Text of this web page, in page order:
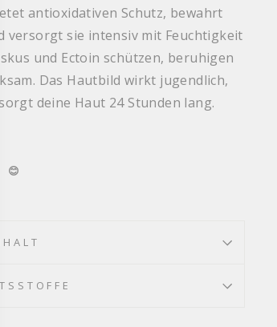
antioxidativen Schutz, bewahrt
versorgt sie intensiv mit Feuchtigkeit
und Ectoin schützen, beruhigen
Das Hautbild wirkt jugendlich,
deine Haut 24 Stunden lang.
😊